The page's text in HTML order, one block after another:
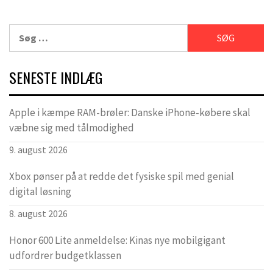
efter:
SENESTE INDLÆG
Apple i kæmpe RAM-brøler: Danske iPhone-købere skal
væbne sig med tålmodighed
9. august 2026
Xbox pønser på at redde det fysiske spil med genial
digital løsning
8. august 2026
Honor 600 Lite anmeldelse: Kinas nye mobilgigant
udfordrer budgetklassen